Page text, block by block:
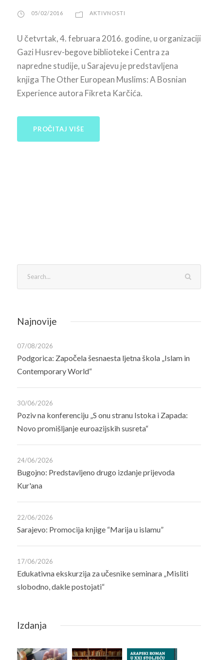
05/02/2016 AKTIVNOSTI
U četvrtak, 4. februara 2016. godine, u organizaciji
Gazi Husrev-begove biblioteke i Centra za
napredne studije, u Sarajevu je predstavljena
knjiga The Other European Muslims: A Bosnian
Experience autora Fikreta Karčića.
PROČITAJ VIŠE
Najnovije
07/08/2026
Podgorica: Započela šesnaesta ljetna škola „Islam in
Contemporary World“
30/06/2026
Poziv na konferenciju „S onu stranu Istoka i Zapada:
Novo promišljanje euroazijskih susreta“
24/06/2026
Bugojno: Predstavljeno drugo izdanje prijevoda
Kur'ana
22/06/2026
Sarajevo: Promocija knjige “Marija u islamu”
17/06/2026
Edukativna ekskurzija za učesnike seminara „Misliti
slobodno, dakle postojati“
Izdanja